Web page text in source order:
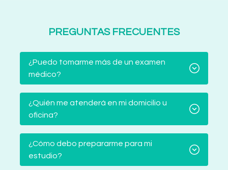
PREGUNTAS FRECUENTES
¿Puedo tomarme más de un examen
médico?
¿Quién me atenderá en mi domicilio u
oficina?
¿Cómo debo prepararme para mi
estudio?